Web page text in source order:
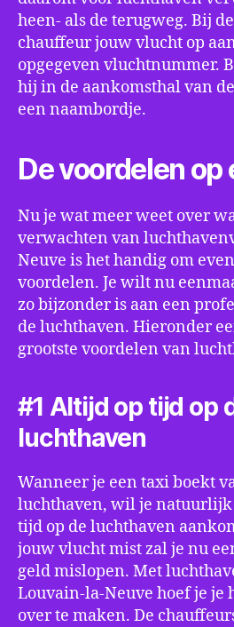
heen- als de terugweg. Bij
chauffeur jouw vlucht op
opgegeven vluchtnummer.
hij in de aankomsthal van
een naambordje.
De voordelen op
Nu je wat meer weet over
verwachten van
Neuve is het handig om
voordelen. Je wilt nu
zo bijzonder is aan een
de luchthaven. Hieronder
grootste voordelen van
#1 Altijd op tijd op
luchthaven
Wanneer je een taxi boekt
luchthaven, wil je natuurlijk
tijd op de luchthaven
jouw vlucht mist zal je nu
geld mislopen. Met
Louvain-la-Neuve hoef je je
over te maken. De